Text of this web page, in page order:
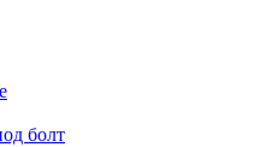
болт